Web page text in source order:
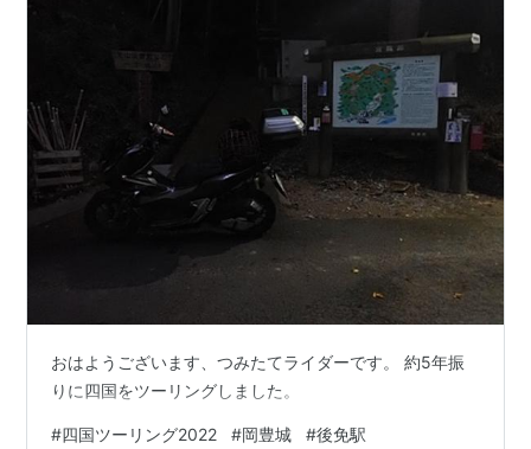
おはようございます、つみたてライダーです。 約5年振
りに四国をツーリングしました。
#四国ツーリング2022 #岡豊城 #後免駅